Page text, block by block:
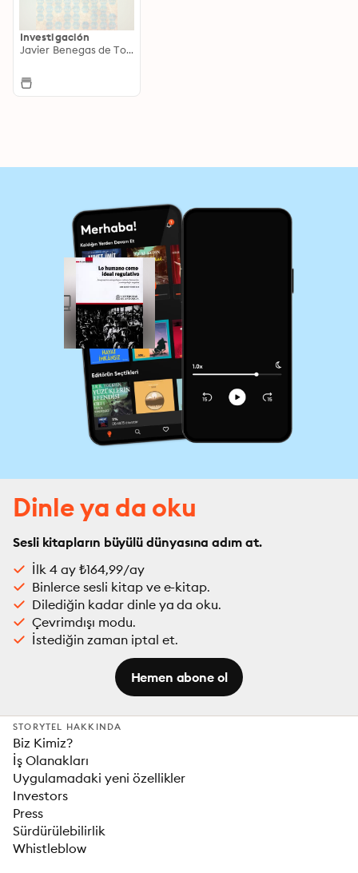
Investigación
Javier Benegas de Tobaruela
Dinle ya da oku
Sesli kitapların büyülü dünyasına adım at.
İlk 4 ay ₺164,99/ay
Binlerce sesli kitap ve e-kitap.
Dilediğin kadar dinle ya da oku.
Çevrimdışı modu.
İstediğin zaman iptal et.
Hemen abone ol
STORYTEL HAKKINDA
Biz Kimiz?
İş Olanakları
Uygulamadaki yeni özellikler
Investors
Press
Sürdürülebilirlik
Whistleblow